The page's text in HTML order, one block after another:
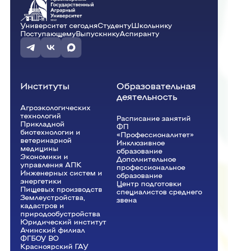
Университет сегодняСтудентуШкольнику
ПоступающемуВыпускникуАспиранту
Институты
Агроэкологических
технологий
Прикладной
биотехнологии и
ветеринарной
медицины
Экономики и
управления АПК
Инженерных систем и
энергетики
Пищевых производств
Землеустройства,
кадастров и
природообустройства
Юридический институт
Ачинский филиал
ФГБОУ ВО
Красноярский ГАУ
Образовательная
деятельность
Расписание занятий
ФП
«Профессионалитет»
Инклюзивное
образование
Дополнительное
профессиональное
образование
Центр подготовки
специалистов среднего
звена